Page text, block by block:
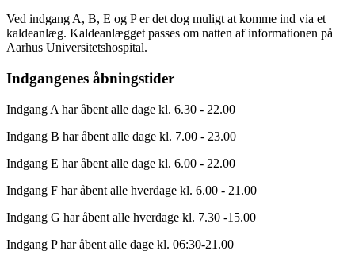
Ved indgang A, B, E og P er det dog muligt at komme ind via et
kaldeanlæg. Kaldeanlægget passes om natten af informationen på
Aarhus Universitetshospital.
Indgangenes åbningstider
Indgang A har åbent alle dage kl. 6.30 - 22.00
Indgang B har åbent alle dage kl. 7.00 - 23.00
Indgang E har åbent alle dage kl. 6.00 - 22.00
Indgang F har åbent alle hverdage kl. 6.00 - 21.00
Indgang G har åbent alle hverdage kl. 7.30 -15.00
Indgang P har åbent alle dage kl. 06:30-21.00